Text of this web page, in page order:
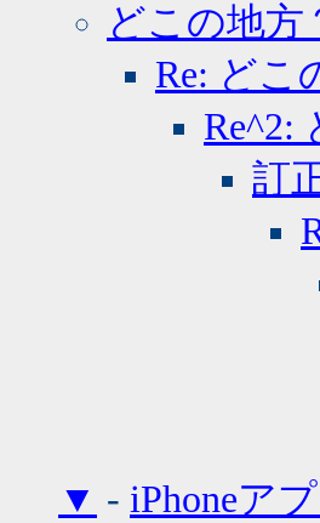
どこの地方
Re: どこ
Re^2:
訂
▼ - iPhoneア